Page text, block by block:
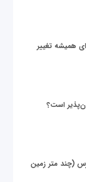
همیشه تغییر
است؟
متاورس (چند متر زمین